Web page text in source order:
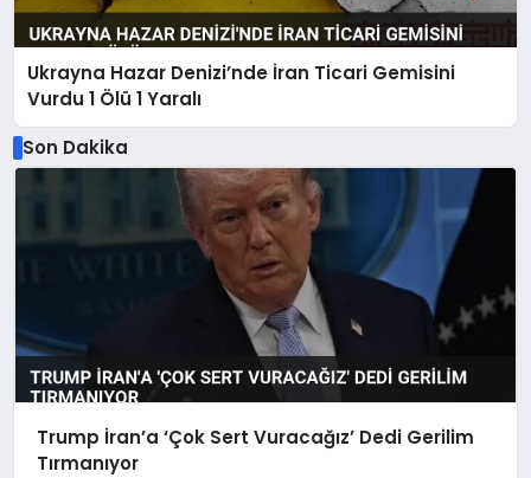
Ukrayna Hazar Denizi’nde İran Ticari Gemisini
Vurdu 1 Ölü 1 Yaralı
Son Dakika
Trump İran’a ‘Çok Sert Vuracağız’ Dedi Gerilim
Tırmanıyor